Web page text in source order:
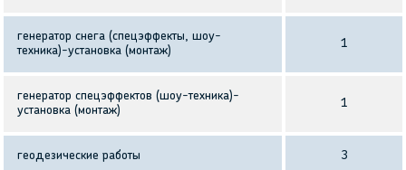
генератор снега (спецэффекты, шоу-
техника)-установка (монтаж)
1
генератор спецэффектов (шоу-техника)-
установка (монтаж)
1
геодезические работы 3